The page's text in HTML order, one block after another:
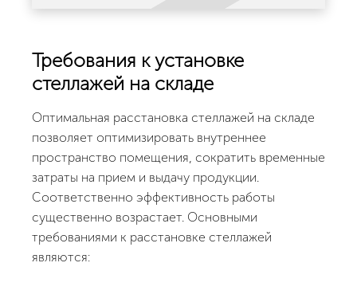
Требования к установке
стеллажей на складе
Оптимальная расстановка стеллажей на складе
позволяет оптимизировать внутреннее
пространство помещения, сократить временные
затраты на прием и выдачу продукции.
Соответственно эффективность работы
существенно возрастает. Основными
требованиями к расстановке стеллажей
являются: